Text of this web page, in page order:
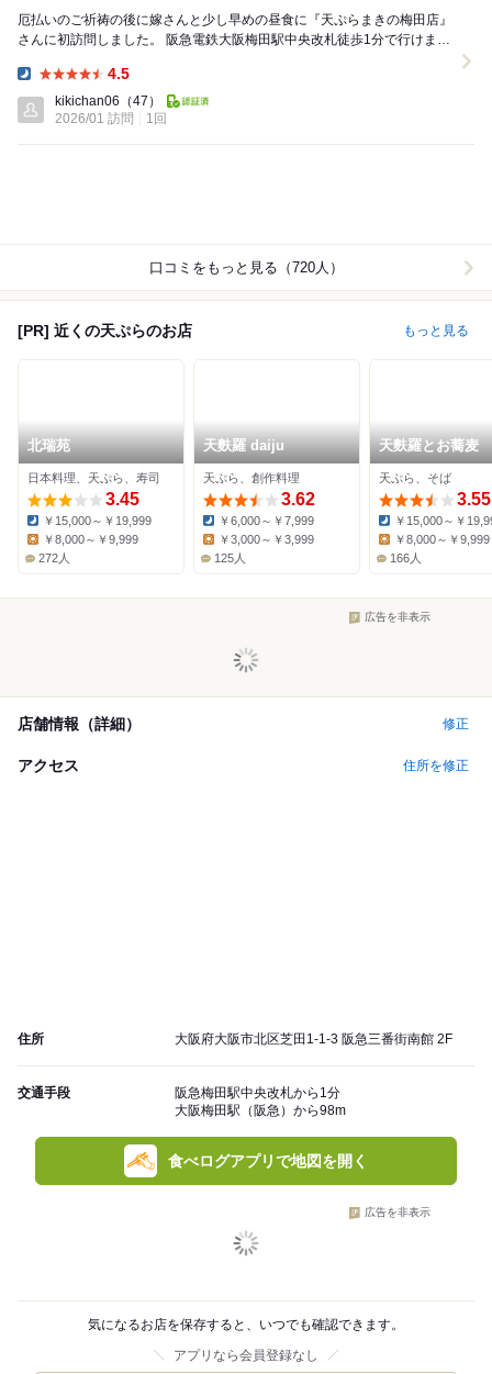
厄払いのご祈祷の後に嫁さんと少し早めの昼食に『天ぷらまきの梅田店』
さんに初訪問しました。 阪急電鉄大阪梅田駅中央改札徒歩1分で行けま
4.5
kikichan06 （47）
2026/01 訪問
1回
口コミをもっと見る（720人）
[PR] 近くの天ぷらのお店 もっと見る
北瑞苑
日本料理、天ぷら、寿司
3.45
Dinner:
￥15,000～￥19,999
￥8,000～￥9,999
272人
天麩羅 daiju
天ぷら、創作料理
3.62
Dinner:
￥6,000～￥7,999
￥3,000～￥3,999
125人
天麩羅とお蕎麦
天ぷら、そば
3.55
Dinner:
￥15,000～￥
￥8,000～￥9,999
166人
広告を非表示
店舗情報（詳細） 修正
アクセス 住所を修正
住所 大阪府大阪市北区芝田1-1-3 阪急三番街南館 2F
交通手段
阪急梅田駅中央改札から1分
大阪梅田駅（阪急）から98m
食べログアプリで地図を開く
広告を非表示
気になるお店を保存すると、いつでも確認できます。
アプリなら会員登録なし